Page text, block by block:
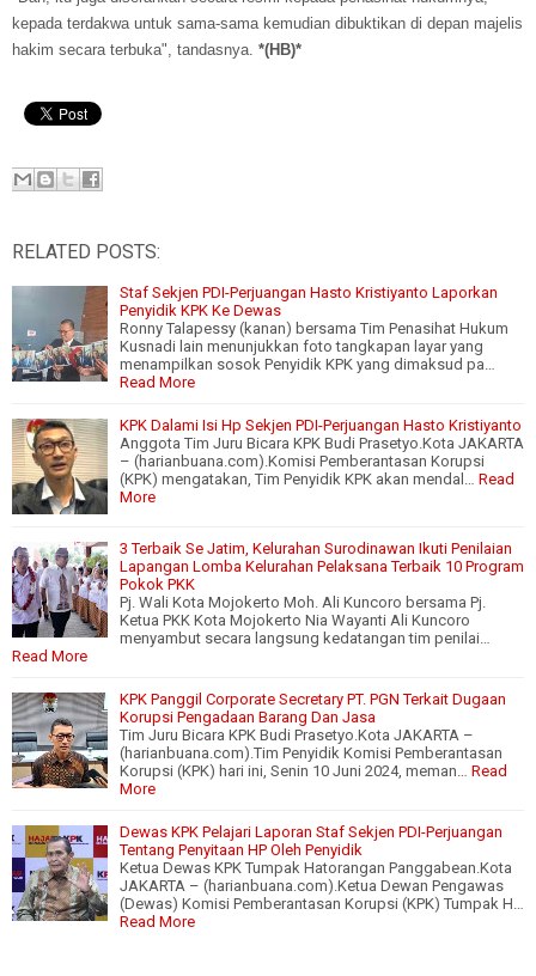
kepada terdakwa untuk sama-sama kemudian dibuktikan di depan majelis
hakim secara terbuka", tandasnya. *(HB)*
RELATED POSTS:
Staf Sekjen PDI-Perjuangan Hasto Kristiyanto Laporkan
Penyidik KPK Ke Dewas
Ronny Talapessy (kanan) bersama Tim Penasihat Hukum
Kusnadi lain menunjukkan foto tangkapan layar yang
menampilkan sosok Penyidik KPK yang dimaksud pa…
Read More
KPK Dalami Isi Hp Sekjen PDI-Perjuangan Hasto Kristiyanto
Anggota Tim Juru Bicara KPK Budi Prasetyo.Kota JAKARTA
– (harianbuana.com).Komisi Pemberantasan Korupsi
(KPK) mengatakan, Tim Penyidik KPK akan mendal… Read
More
3 Terbaik Se Jatim, Kelurahan Surodinawan Ikuti Penilaian
Lapangan Lomba Kelurahan Pelaksana Terbaik 10 Program
Pokok PKK
Pj. Wali Kota Mojokerto Moh. Ali Kuncoro bersama Pj.
Ketua PKK Kota Mojokerto Nia Wayanti Ali Kuncoro
menyambut secara langsung kedatangan tim penilai…
Read More
KPK Panggil Corporate Secretary PT. PGN Terkait Dugaan
Korupsi Pengadaan Barang Dan Jasa
Tim Juru Bicara KPK Budi Prasetyo.Kota JAKARTA –
(harianbuana.com).Tim Penyidik Komisi Pemberantasan
Korupsi (KPK) hari ini, Senin 10 Juni 2024, meman… Read
More
Dewas KPK Pelajari Laporan Staf Sekjen PDI-Perjuangan
Tentang Penyitaan HP Oleh Penyidik
Ketua Dewas KPK Tumpak Hatorangan Panggabean.Kota
JAKARTA – (harianbuana.com).Ketua Dewan Pengawas
(Dewas) Komisi Pemberantasan Korupsi (KPK) Tumpak H…
Read More